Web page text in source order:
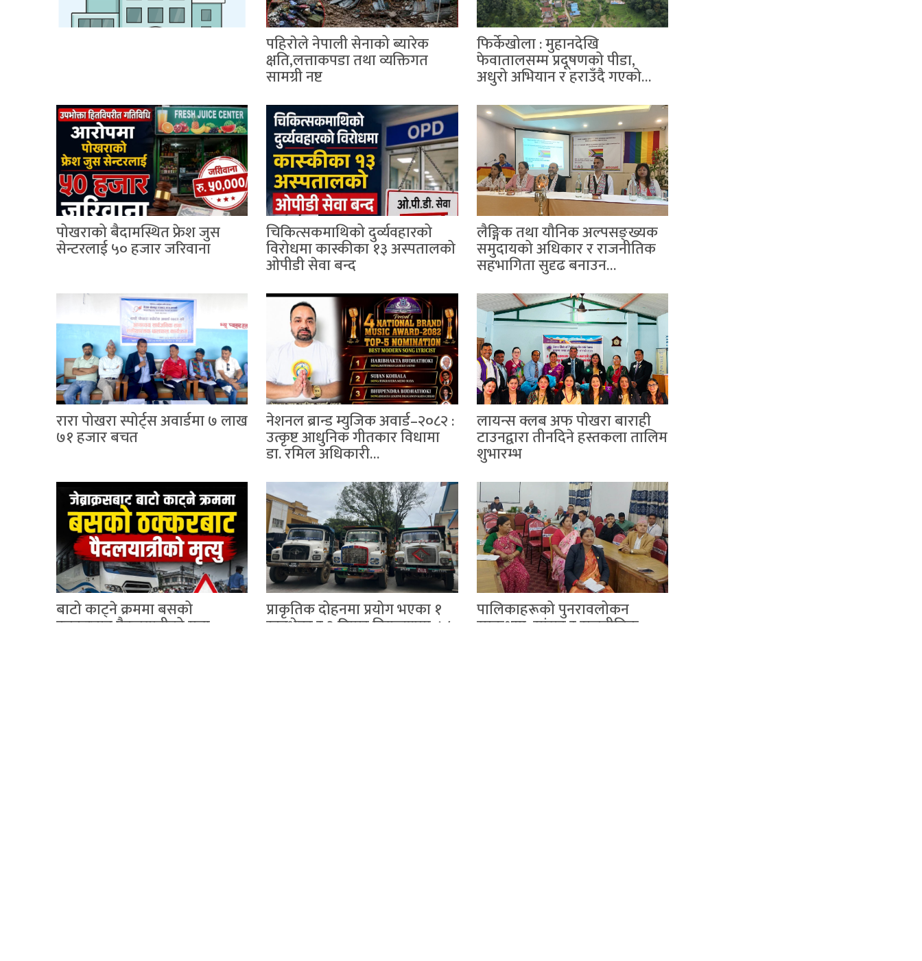
पहिराेले नेपाली सेनाको ब्यारेक
क्षति,लत्ताकपडा तथा व्यक्तिगत
सामग्री नष्ट
फिर्केखोला : मुहानदेखि
फेवातालसम्म प्रदूषणको पीडा,
अधुरो अभियान र हराउँदै गएको…
पोखराको बैदामस्थित फ्रेश जुस
सेन्टरलाई ५० हजार जरिवाना
चिकित्सकमाथिको दुर्व्यवहारको
विरोधमा कास्कीका १३ अस्पतालको
ओपीडी सेवा बन्द
लैङ्गिक तथा यौनिक अल्पसङ्ख्यक
समुदायको अधिकार र राजनीतिक
सहभागिता सुदृढ बनाउन…
रारा पोखरा स्पोर्ट्स अवार्डमा ७ लाख
७१ हजार बचत
नेशनल ब्रान्ड म्युजिक अवार्ड–२०८२ :
उत्कृष्ट आधुनिक गीतकार विधामा
डा. रमिल अधिकारी…
लायन्स क्लब अफ पोखरा बाराही
टाउनद्वारा तीनदिने हस्तकला तालिम
शुभारम्भ
बाटो काट्ने क्रममा बसको
ठक्करबाट पैदलयात्रीको मृत्यु
प्राकृतिक दोहनमा प्रयोग भएका १
स्काभेटर र ३ टिप्पर नियन्त्रणमा, ७५
पालिकाहरूको पुनरावलोकन
सम्बन्धमा सांसद र राजनीतिक